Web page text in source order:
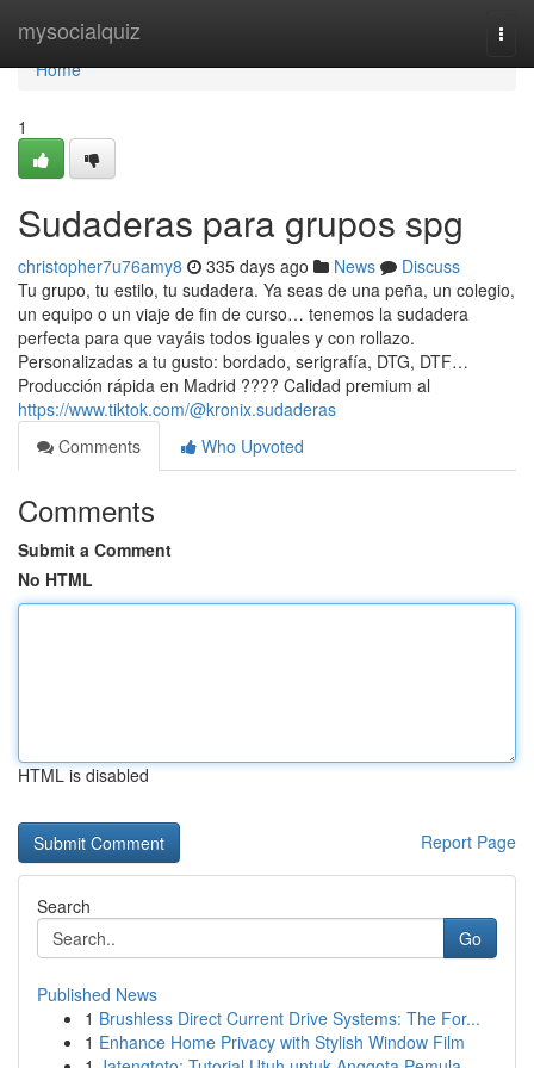
mysocialquiz
Home
Home
1
Sudaderas para grupos spg
christopher7u76amy8 335 days ago News
Discuss
Tu grupo, tu estilo, tu sudadera. Ya seas de una peña, un colegio,
un equipo o un viaje de fin de curso… tenemos la sudadera
perfecta para que vayáis todos iguales y con rollazo.
Personalizadas a tu gusto: bordado, serigrafía, DTG, DTF…
Producción rápida en Madrid ???? Calidad premium al
https://www.tiktok.com/@kronix.sudaderas
Comments
Who Upvoted
Comments
Submit a Comment
No HTML
HTML is disabled
Report Page
Search
Go
Published News
1 Brushless Direct Current Drive Systems: The For...
1 Enhance Home Privacy with Stylish Window Film